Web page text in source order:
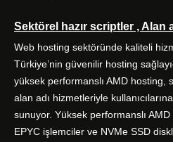
Sektörel hazır scriptler , Alan
Web hosting sektöründe kaliteli
Türkiye’nin güvenilir hosting
yüksek performanslı AMD hosting,
alan adı hizmetleriyle
sunuyor. Yüksek performanslı
EPYC işlemciler ve NVMe SSD